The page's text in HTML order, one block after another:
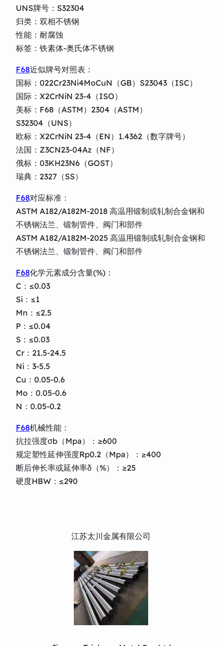
UNS牌号：S32304
归类：双相不锈钢
性能：耐腐蚀
标签：铁素体-奥氏体不锈钢
F68近似牌号对照表：
国标：022Cr23Ni4MoCuN（GB）S23043（ISC）
国际：X2CrNiN 23-4（ISO）
美标：F68（ASTM）2304（ASTM）
S32304（UNS）
欧标：X2CrNiN 23-4（EN）1.4362（数字牌号）
法国：Z3CN23-04Az（NF）
俄标：03KH23N6（GOST）
瑞典：2327（SS）
F68对应标准：
ASTM A182/A182M-2018 高温用锻制或轧制合金钢和
不锈钢法兰、锻制管件、阀门和部件
ASTM A182/A182M-2025 高温用锻制或轧制合金钢和
不锈钢法兰、锻制管件、阀门和部件
F68化学元素成分含量(%)：
C：≤0.03
Si：≤1
Mn：≤2.5
P：≤0.04
S：≤0.03
Cr：21.5-24.5
Ni：3-5.5
Cu：0.05-0.6
Mo：0.05-0.6
N：0.05-0.2
F68机械性能：
抗拉强度σb（Mpa）：≥600
规定塑性延伸强度Rp0.2（Mpa）：≥400
断后伸长率或延伸率δ（%）：≥25
硬度HBW：≤290
江苏太川金属有限公司